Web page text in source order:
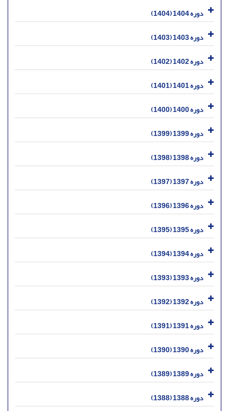
دوره 1404 (1404)
دوره 1403 (1403)
دوره 1402 (1402)
دوره 1401 (1401)
دوره 1400 (1400)
دوره 1399 (1399)
دوره 1398 (1398)
دوره 1397 (1397)
دوره 1396 (1396)
دوره 1395 (1395)
دوره 1394 (1394)
دوره 1393 (1393)
دوره 1392 (1392)
دوره 1391 (1391)
دوره 1390 (1390)
دوره 1389 (1389)
دوره 1388 (1388)